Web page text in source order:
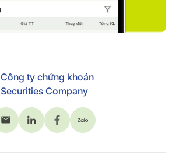
Công ty chứng khoán
Securities Company